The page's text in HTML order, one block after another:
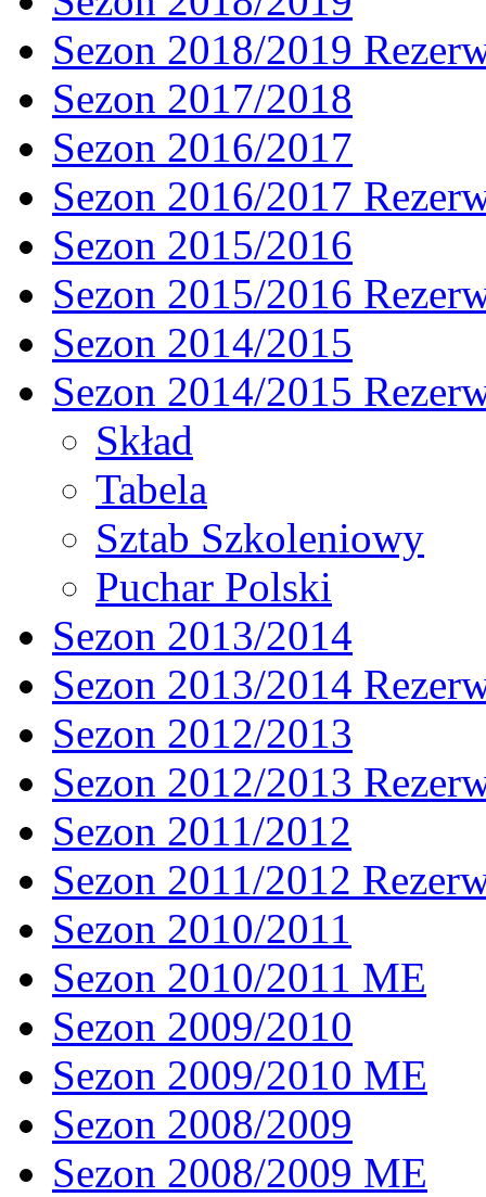
Sezon 2018/2019
Sezon 2017/2018
Sezon 2016/2017
Sezon 2016/2017
Sezon 2015/2016
Sezon 2015/2016
Sezon 2014/2015
Sezon 2014/2015
Skład
Tabela
Sztab Szkoleniowy
Puchar Polski
Sezon 2013/2014
Sezon 2013/2014
Sezon 2012/2013
Sezon 2012/2013
Sezon 2011/2012
Sezon 2011/2012
Sezon 2010/2011
Sezon 2010/2011 ME
Sezon 2009/2010
Sezon 2009/2010 ME
Sezon 2008/2009
Sezon 2008/2009 ME